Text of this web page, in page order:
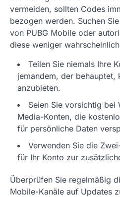
vermeiden, sollten Codes
bezogen werden. Suchen
von PUBG Mobile oder
diese weniger
Teilen Sie niemals Ihre
jemandem, der behauptet,
anzubieten.
Seien Sie vorsichtig bei
Media-Konten, die
für persönliche Daten
Verwenden Sie die
für Ihr Konto zur
Überprüfen Sie regelmäßig
Mobile-Kanäle auf Updates